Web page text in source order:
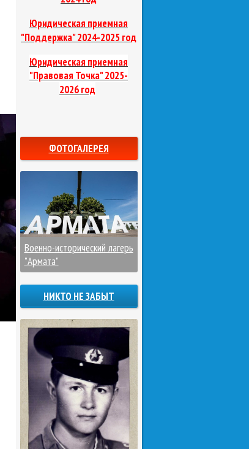
Юридическая приемная
"Поддержка"2024-2025 год
Юридическая приемная
"Правовая Точка"2025-
2026 год
ФОТОГАЛЕРЕЯ
Военно-исторический лагерь
"Армата"
НИКТО НЕ ЗАБЫТ